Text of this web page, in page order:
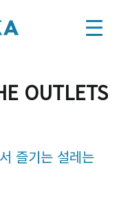
OUTLETS
즐기는 설레는